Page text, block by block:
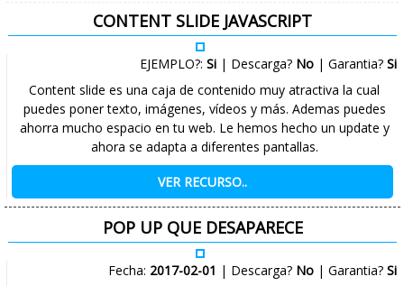
CONTENT SLIDE JAVASCRIPT
EJEMPLO?:Si | Descarga? No | Garantia?Si
Content slide es una caja de contenido muy atractiva la cual
puedes poner texto, imágenes, vídeos y más. Ademas puedes
ahorra mucho espacio en tu web. Le hemos hecho un update y
ahora se adapta a diferentes pantallas.
VER RECURSO..
POP UP QUE DESAPARECE
Fecha: 2017-02-01 | Descarga? No | Garantia?Si